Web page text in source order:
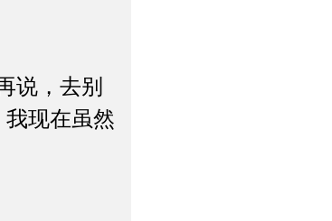
说，去别
现在虽然